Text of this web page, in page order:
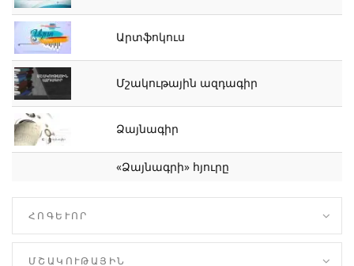
Արտֆոկուս
Մշակութային ազդագիր
Ձայնագիր
«Ձայնագրի» հյուրը
ՀՈԳԵՒՈՐ
ՄՇԱԿՈՒԹԱՅԻՆ